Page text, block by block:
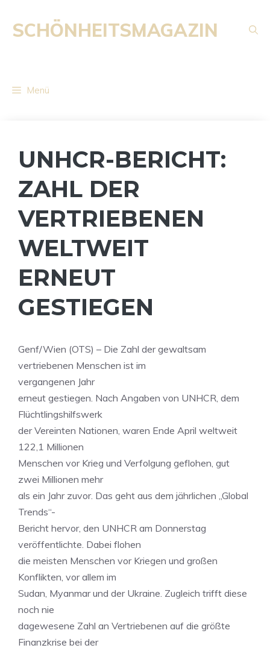
Inhalt
springen
SCHÖNHEITSMAGAZIN
Menü
UNHCR-BERICHT:
ZAHL DER
VERTRIEBENEN
WELTWEIT
ERNEUT
GESTIEGEN
Genf/Wien (OTS) – Die Zahl der gewaltsam
vertriebenen Menschen ist im
vergangenen Jahr
erneut gestiegen. Nach Angaben von UNHCR, dem
Flüchtlingshilfswerk
der Vereinten Nationen, waren Ende April weltweit
122,1 Millionen
Menschen vor Krieg und Verfolgung geflohen, gut
zwei Millionen mehr
als ein Jahr zuvor. Das geht aus dem jährlichen „Global
Trends“-
Bericht hervor, den UNHCR am Donnerstag
veröffentlichte. Dabei flohen
die meisten Menschen vor Kriegen und großen
Konflikten, vor allem im
Sudan, Myanmar und der Ukraine. Zugleich trifft diese
noch nie
dagewesene Zahl an Vertriebenen auf die größte
Finanzkrise bei der